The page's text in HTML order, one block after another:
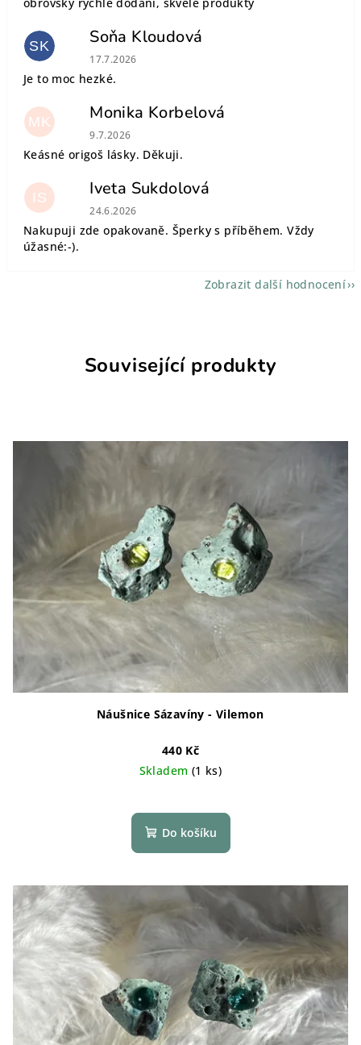
SK Soňa Kloudová
Hodnocení obchodu je 5 z 5 hvězdiček.
17.7.2026
Je to moc hezké.
MK Monika Korbelová
Hodnocení obchodu je 5 z 5 hvězdiček.
9.7.2026
Keásné origoš lásky. Děkuji.
IS Iveta Sukdolová
Hodnocení obchodu je 5 z 5 hvězdiček.
24.6.2026
Nakupuji zde opakovaně. Šperky s příběhem. Vždy
úžasné:-).
Zobrazit další hodnocení
Související produkty
Náušnice Sázavíny - Vilemon
440 Kč
Skladem (1 ks)
Do košíku